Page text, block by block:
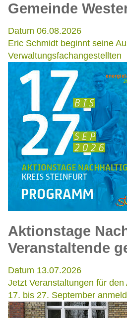
Gemeinde
Datum 06.08.2026
Eric Schmidt beginnt seine
Verwaltungsfachangestellten
Aktionstage
Veranstaltende
Datum 13.07.2026
Jetzt Veranstaltungen für
17. bis 27. September